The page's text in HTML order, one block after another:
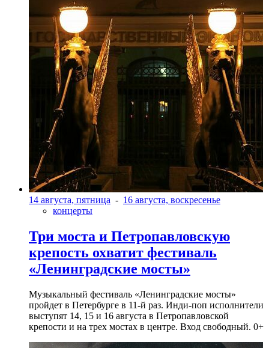
14 августа, пятница - 16 августа, воскресенье
концерты
Три моста и Петропавловскую
крепость охватит фестиваль
«Ленинградские мосты»
Музыкальный фестиваль «Ленинградские мосты»
пройдет в Петербурге в 11-й раз. Инди-поп исполнители
выступят 14, 15 и 16 августа в Петропавловской
крепости и на трех мостах в центре. Вход свободный. 0+